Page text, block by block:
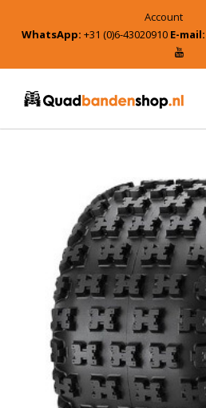
Account
WhatsApp: +31 (0)6-43020910 E-mail: